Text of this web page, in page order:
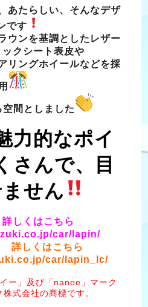
あたらしい、そんなデザ
です
ウンを基調としたレザー
クシート表皮や
リングホイールなどを採
用
間としました
力的なポイ
さんで、目
せん
しくはこちら
car/lapin/
詳しくはこちら
car/lapin_lc/
ー」及び「nanoe」マーク
式会社の商標です。